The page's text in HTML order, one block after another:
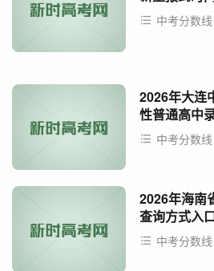
中考分数线
2026年大连
性普通高中
中考分数线
2026年海南
查询方式入
中考分数线